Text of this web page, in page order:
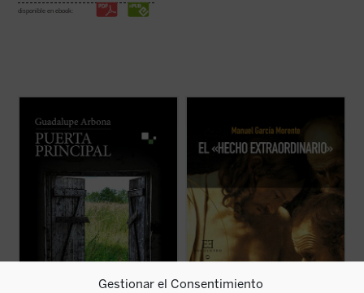
Gestionar el Consentimiento
disponible en ebook:
su autora observa, siente y piensa a lo
largo de unos intensos meses que,
marcados por la enfermedad, le permiten
tener una mirada transparente sobre sus
siglo XX, relata magistralmente, en una
carta enviada a su amigo el P. José María
García Lahiguera, «el hecho
durante su ...